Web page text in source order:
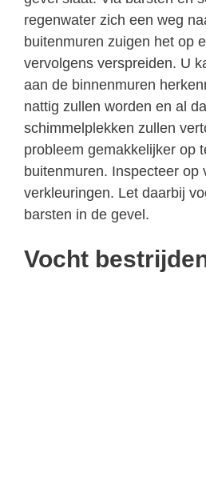
regenwater zich een weg
buitenmuren zuigen het op
vervolgens verspreiden. U
aan de binnenmuren
nattig zullen worden en al
schimmelplekken zullen
probleem gemakkelijker op
buitenmuren. Inspecteer op
verkleuringen. Let daarbij
barsten in de gevel.
Vocht